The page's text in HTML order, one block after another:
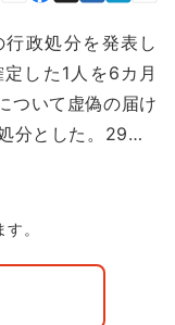
政処分を発表し
した1人を6カ月
ついて虚偽の届け
分とした。29…
。